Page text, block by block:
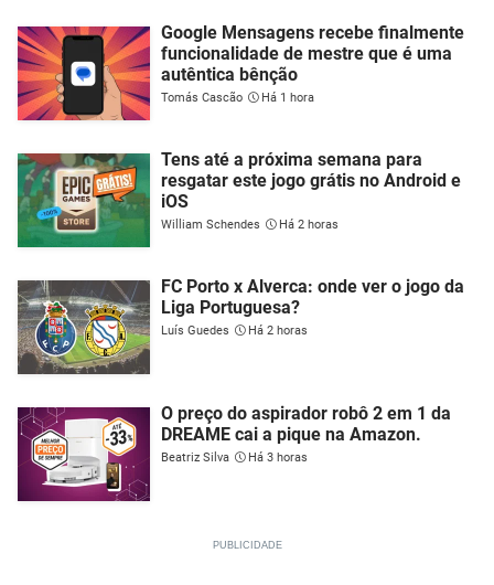
Google Mensagens recebe finalmente
funcionalidade de mestre que é uma
autêntica bênção
Tomás Cascão Há 1 hora
Tens até a próxima semana para
resgatar este jogo grátis no Android e
iOS
William Schendes Há 2 horas
FC Porto x Alverca: onde ver o jogo da
Liga Portuguesa?
Luís Guedes Há 2 horas
O preço do aspirador robô 2 em 1 da
DREAME cai a pique na Amazon.
Beatriz Silva Há 3 horas